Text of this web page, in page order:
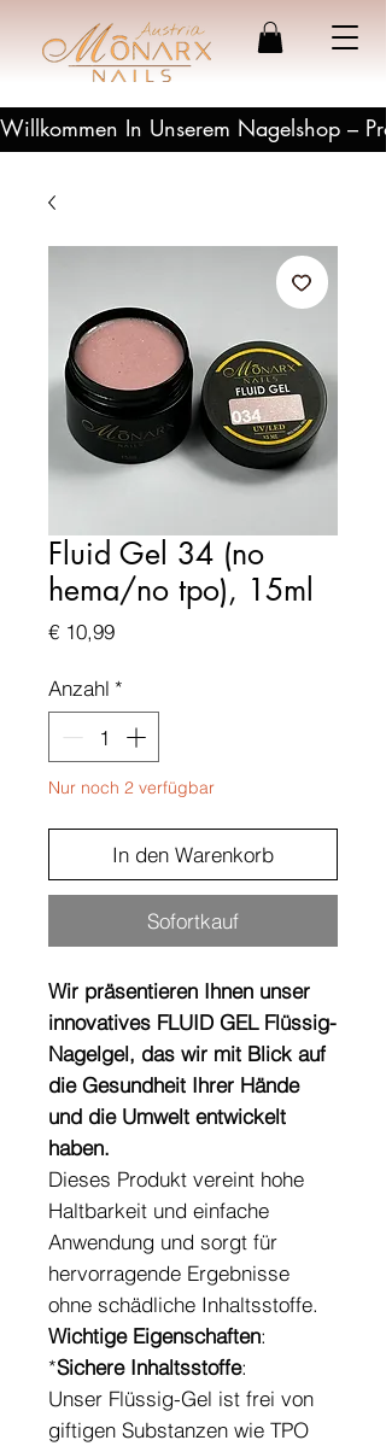
Willkommen In Unserem Nagelshop –
Fluid Gel 34 (no
hema/no tpo), 15ml
€ 10,99Preis
Anzahl *
Nur noch 2 verfügbar
In den Warenkorb
Sofortkauf
Wir präsentieren Ihnen unser
innovatives FLUID GEL Flüssig-
Nagelgel, das wir mit Blick auf
die Gesundheit Ihrer Hände
und die Umwelt entwickelt
haben.
Dieses Produkt vereint hohe
Haltbarkeit und einfache
Anwendung und sorgt für
hervorragende Ergebnisse
ohne schädliche Inhaltsstoffe.
Wichtige Eigenschaften:
*Sichere Inhaltsstoffe:
Unser Flüssig-Gel ist frei von
giftigen Substanzen wie TPO